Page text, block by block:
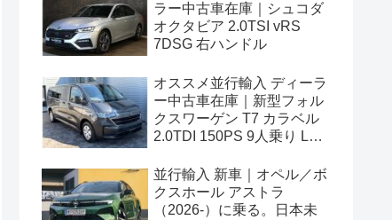
ラー中古車在庫｜シュコダ
オクタビア 2.0TSI vRS
7DSG 右ハンドル
オススメ並行輸入 ディーラ
ー中古車在庫｜新型フォル
クスワーゲン T7 カラベル
2.0TDI 150PS 9人乗り LWB
並行輸入 新車｜オペル／ボ
クスホール アストラ
（2026-）に乗る。日本未